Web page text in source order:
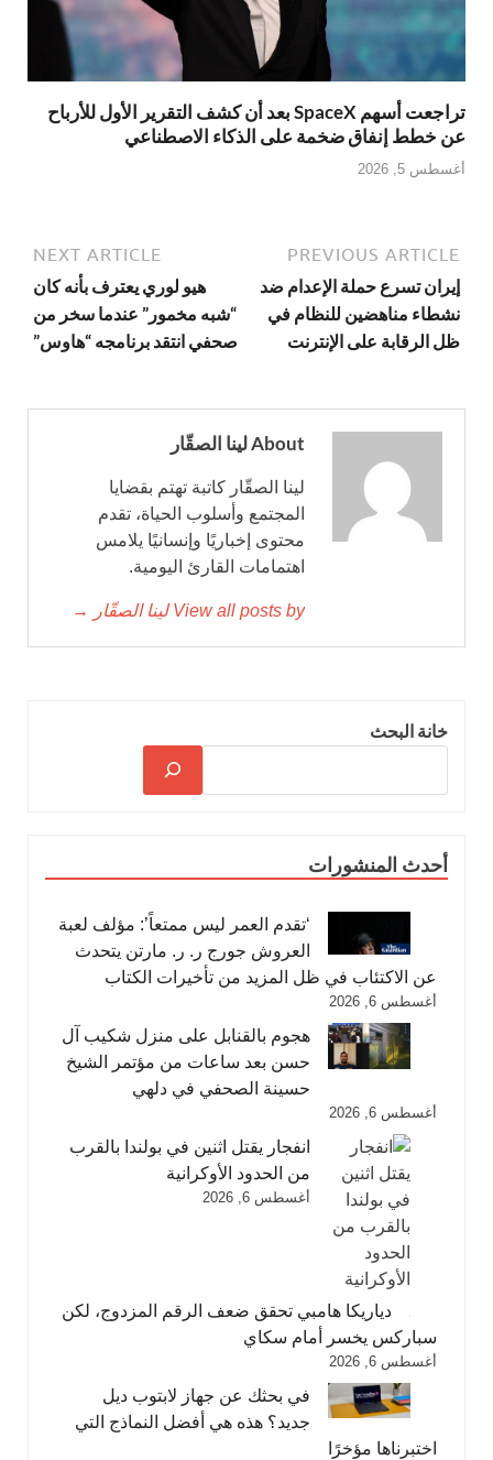
تراجعت أسهم SpaceX بعد أن كشف التقرير الأول للأرباح
عن خطط إنفاق ضخمة على الذكاء الاصطناعي
أغسطس 5, 2026
PREVIOUS ARTICLE
إيران تسرع حملة الإعدام ضد
نشطاء مناهضين للنظام في
ظل الرقابة على الإنترنت
NEXT ARTICLE
هيو لوري يعترف بأنه كان
“شبه مخمور” عندما سخر من
صحفي انتقد برنامجه “هاوس”
About لينا الصقّار
لينا الصقّار كاتبة تهتم بقضايا
المجتمع وأسلوب الحياة، تقدم
محتوى إخباريًا وإنسانيًا يلامس
اهتمامات القارئ اليومية.
View all posts by لينا الصقّار →
خانة البحث
أحدث المنشورات
‘تقدم العمر ليس ممتعاً’: مؤلف لعبة
العروش جورج ر. ر. مارتن يتحدث
عن الاكتئاب في ظل المزيد من تأخيرات الكتاب
أغسطس 6, 2026
هجوم بالقنابل على منزل شكيب آل
حسن بعد ساعات من مؤتمر الشيخ
حسينة الصحفي في دلهي
أغسطس 6, 2026
انفجار يقتل اثنين في بولندا بالقرب
من الحدود الأوكرانية
أغسطس 6, 2026
دياريكا هامبي تحقق ضعف الرقم المزدوج، لكن
سباركس يخسر أمام سكاي
أغسطس 6, 2026
في بحثك عن جهاز لابتوب ديل
جديد؟ هذه هي أفضل النماذج التي
اختبرناها مؤخرًا